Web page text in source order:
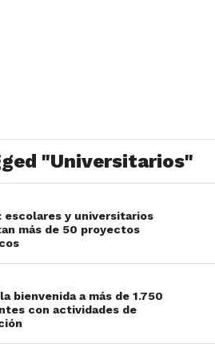
"Universitarios"
escolares y universitarios
más de 50 proyectos
la bienvenida a más de 1.750
con actividades de